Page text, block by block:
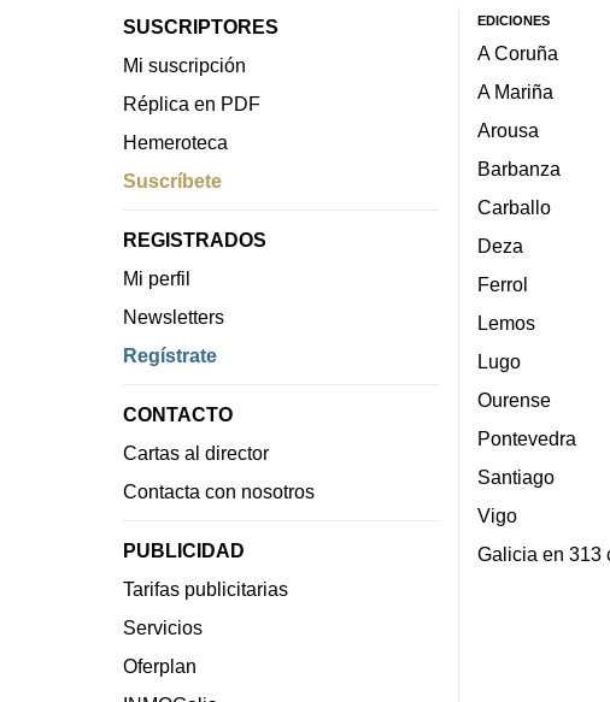
SUSCRIPTORES
Mi suscripción
Réplica en PDF
Hemeroteca
Suscríbete
REGISTRADOS
Mi perfil
Newsletters
Regístrate
CONTACTO
Cartas al director
Contacta con nosotros
PUBLICIDAD
Tarifas publicitarias
Servicios
Oferplan
EDICIONES
A Coruña
A Mariña
Arousa
Barbanza
Carballo
Deza
Ferrol
Lemos
Lugo
Ourense
Pontevedra
Santiago
Vigo
Galicia en 313